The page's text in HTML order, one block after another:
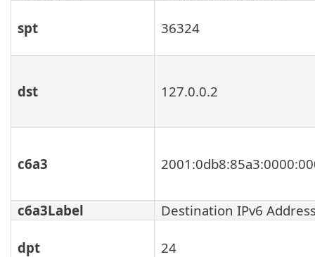
spt 36324
dst 127.0.0.2
c6a3
c6a3Label Destination IPv6
dpt 24